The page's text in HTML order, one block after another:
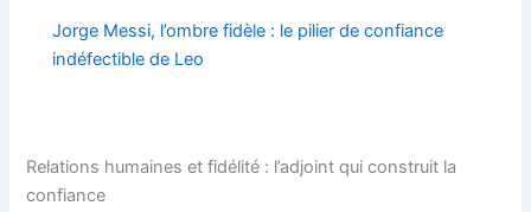
Jorge Messi, l’ombre fidèle : le pilier de confiance
indéfectible de Leo
Relations humaines et fidélité : l’adjoint qui construit la
confiance